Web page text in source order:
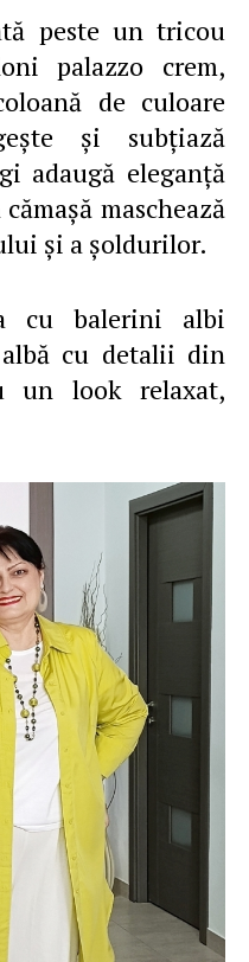
peste un tricou
palazzo crem,
de culoare
şi subţiază
adaugă eleganţă
maschează
şi a şoldurilor.
cu balerini albi
cu detalii din
un look relaxat,